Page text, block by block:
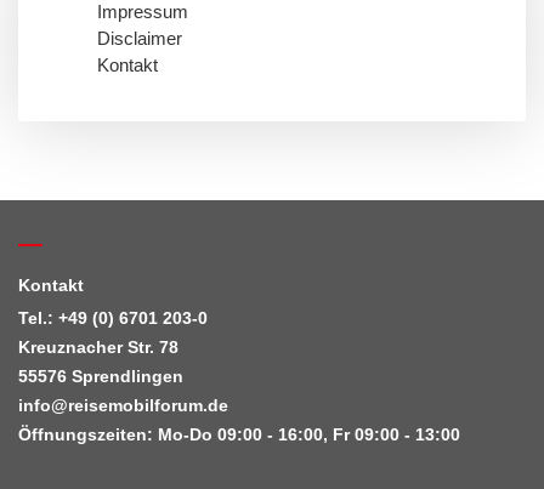
Impressum
Disclaimer
Kontakt
Kontakt
Tel.: +49 (0) 6701 203-0
Kreuznacher Str. 78
55576 Sprendlingen
info@reisemobilforum.de
Öffnungszeiten: Mo-Do 09:00 - 16:00, Fr 09:00 - 13:00